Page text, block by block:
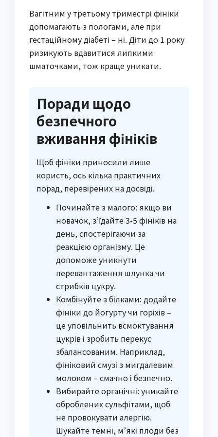
Вагітним у третьому триместрі фініки
допомагають з пологами, але при
гестаційному діабеті – ні. Діти до 1 року
ризикують вдавитися липкими
шматочками, тож краще уникати.
Поради щодо
безпечного
вживання фініків
Щоб фініки приносили лише
користь, ось кілька практичних
порад, перевірених на досвіді.
Починайте з малого: якщо ви
новачок, з’їдайте 3-5 фініків на
день, спостерігаючи за
реакцією організму. Це
допоможе уникнути
перевантаження шлунка чи
стрибків цукру.
Комбінуйте з білками: додайте
фініки до йогурту чи горіхів –
це уповільнить всмоктування
цукрів і зробить перекус
збалансованим. Наприклад,
фініковий смузі з мигдалевим
молоком – смачно і безпечно.
Вибирайте органічні: уникайте
оброблених сульфітами, щоб
не провокувати алергію.
Шукайте темні, м’які плоди без